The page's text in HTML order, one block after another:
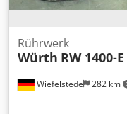
Wiefelstede 282 km
Rührwerk
Würth RW 1400-E